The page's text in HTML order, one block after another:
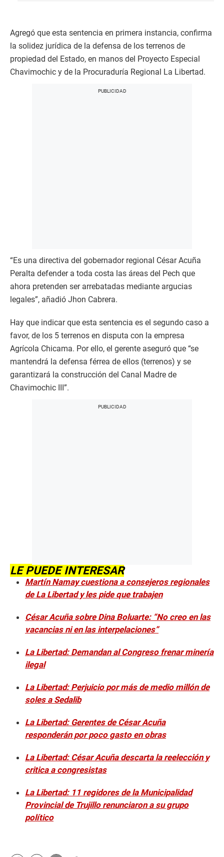
Agregó que esta sentencia en primera instancia, confirma
la solidez jurídica de la defensa de los terrenos de
propiedad del Estado, en manos del Proyecto Especial
Chavimochic y de la Procuraduría Regional La Libertad.
“Es una directiva del gobernador regional César Acuña
Peralta defender a toda costa las áreas del Pech que
ahora pretenden ser arrebatadas mediante argucias
legales”, añadió Jhon Cabrera.
Hay que indicar que esta sentencia es el segundo caso a
favor, de los 5 terrenos en disputa con la empresa
Agrícola Chicama. Por ello, el gerente aseguró que “se
mantendrá la defensa férrea de ellos (terrenos) y se
garantizará la construcción del Canal Madre de
Chavimochic III”.
LE PUEDE INTERESAR
Martín Namay cuestiona a consejeros regionales
de La Libertad y les pide que trabajen
César Acuña sobre Dina Boluarte: “No creo en las
vacancias ni en las interpelaciones”
La Libertad: Demandan al Congreso frenar minería
ilegal
La Libertad: Perjuicio por más de medio millón de
soles a Sedalib
La Libertad: Gerentes de César Acuña
responderán por poco gasto en obras
La Libertad: César Acuña descarta la reelección y
critica a congresistas
La Libertad: 11 regidores de la Municipalidad
Provincial de Trujillo renunciaron a su grupo
político